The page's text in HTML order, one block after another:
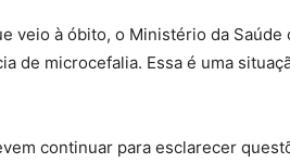
veio à óbito, o Ministério da Saúde
de microcefalia. Essa é uma
continuar para esclarecer